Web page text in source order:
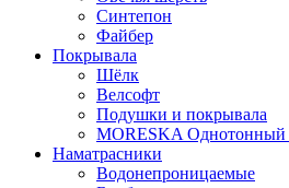
Синтепон
Файбер
Покрывала
Шёлк
Велсофт
Подушки и покрывала
MORESKA Однотонный
Наматрасники
Водонепроницаемые